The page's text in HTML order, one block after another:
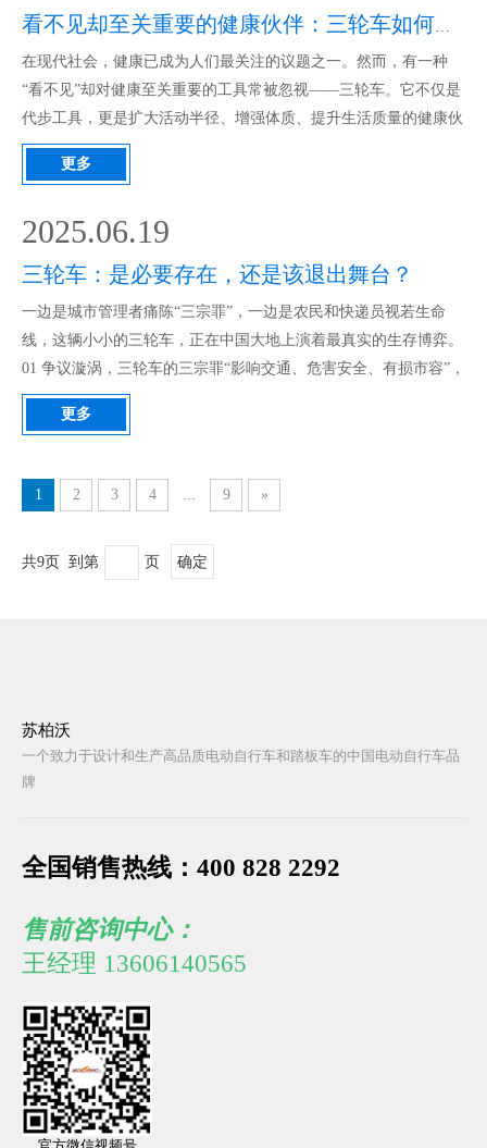
外出，活动半径多局限在5公里内；• 技术鸿沟：扫码叫车、智能导
航成为横亘在前的数字壁垒。当传统交通工具将老年人拒之门外，
苏柏沃巡洋舰与北极熊力矩助力三轮车，正以军工级技术重新定义
看不见却至关重要的健康伙伴：三轮车如何改变你的生活
在现代社会，健康已成为人们最关注的议题之一。然而，有一种
“看不见”却对健康至关重要的工具常被忽视——三轮车。它不仅是
代步工具，更是扩大活动半径、增强体质、提升生活质量的健康伙
伴。 今天，我们就来探讨两款备受关注的三轮车——北极熊三轮
车和巡洋舰三轮车，以及它们背后的制造商常州苏柏沃车业。
车，均采用高强度车架结构，低重心设计，搭配高质量差速器有效
防止侧翻。巡洋舰三轮车、北极熊三轮车每个轮子都有刹车，制动
更灵敏；均采用防滑轮胎+液压减震，适应多种路况。两者均符合
国家安全标准，让骑行更安心。 二、灵活性：窄路穿行，轻松泊
车 相比汽车，三轮车体
更多
三轮车：是必要存在，还是该退出舞台？
一边是城市管理者痛陈“三宗罪”，一边是农民和快递员视若生命
线，这辆小小的三轮车，正在中国大地上演着最真实的生存博弈。
01 争议漩涡，三轮车的三宗罪“影响交通、危害安全、有损市容”，
这被称为三轮车的“三宗罪”。在温州、桂林等城市的管理者眼中，
三轮车已成为现代化城市的“不和谐音符”。交警部门的统计数据令
严重交通事故达122例，导致27人死亡，147人重伤。在拥堵的城市
道路上，三轮车乱停放、乱行驶现象加剧了交通恶化。 02 不可替
顽强生命力。在广袤的农村地区，它已深深融入农民的日常生
2025.06.19
更多
1 2 3 4 ... 9 »
共9页 到第 页 确定
苏柏沃
一个致力于设计和生产高品质电动自行车和踏板车的中国电动自行车品
牌
全国销售热线：400 828 2292
售前咨询中心：
王经理 13606140565